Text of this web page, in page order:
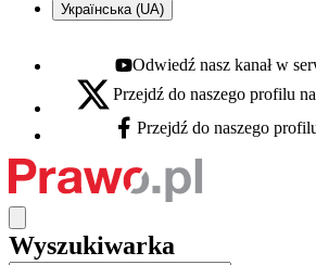
Українська (UA)
Youtube - otwiera się w nowej karcie
Odwiedź nasz kanał w
X - otwiera się w nowej karcie
Przejdź do naszego profilu
Facebook - otwiera się w nowej karcie
Przejdź do naszego
Wyszukiwarka